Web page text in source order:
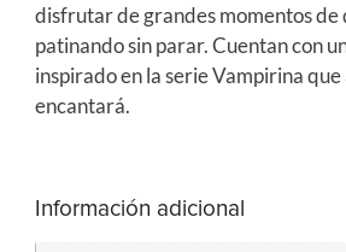
disfrutar de grandes momentos de
patinando sin parar. Cuentan con
inspirado en la serie Vampirina que
encantará.
Información adicional